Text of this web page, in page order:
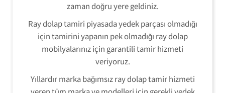
zaman doğru yere geldiniz.
Ray dolap tamiri piyasada yedek parçası olmadığı
için tamirini yapanın pek olmadığı ray dolap
mobilyalarınız için garantili tamir hizmeti
veriyoruz.
Yıllardır marka bağımsız ray dolap tamir hizmeti